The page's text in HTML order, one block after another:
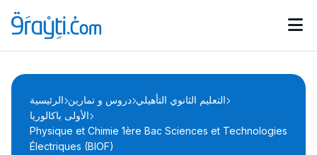
Catégories
d'actualités
Annonces bourses
الرئيسية دروس و تمارين التعليم الثانوي التأهيلي
الأولى باكالوريا
Physique et Chimie 1ère Bac Sciences et Technologies
Électriques (BIOF)